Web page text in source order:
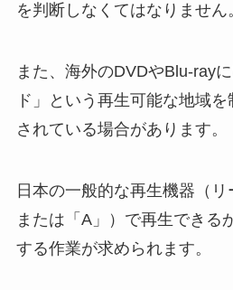
を判断しなくてはなりません
また、海外のDVDやBlu-ray
ド」という再生可能な地域
されている場合があります。
日本の一般的な再生機器（リ
または「A」）で再生できる
する作業が求められます。